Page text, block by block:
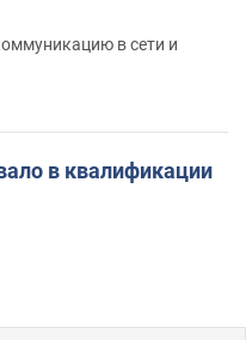
в сети и
в квалификации